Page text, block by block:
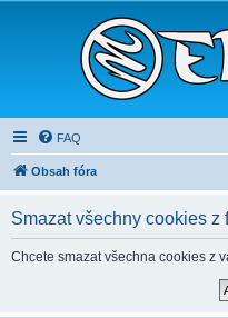
FAQ
Obsah fóra
Smazat všechny cookies z
Chcete smazat všechna cookies z